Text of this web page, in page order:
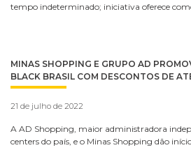
tempo indeterminado; iniciativa oferece
MINAS SHOPPING E GRUPO AD
BLACK BRASIL COM DESCONTOS DE
21 de julho de 2022
A AD Shopping, maior administradora
centers do país, e o Minas Shopping dão